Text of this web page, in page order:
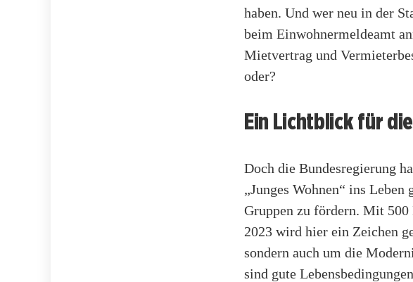
haben. Und wer neu in der
beim Einwohnermeldeamt
Mietvertrag und
oder?
Ein Lichtblick für
Doch die Bundesregierung
„Junges Wohnen“ ins
Gruppen zu fördern. Mit
2023 wird hier ein Zeichen
sondern auch um die
sind gute